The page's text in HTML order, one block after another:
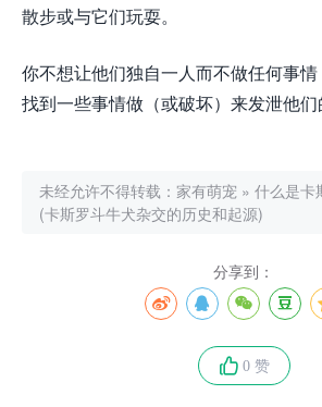
散步或与它们玩耍。
你不想让他们独自一人而不做任何事
找到一些事情做（或破坏）来发泄他们
未经允许不得转载： 家有萌宠 » 什么是卡
(卡斯罗斗牛犬杂交的历史和起源)
分享到：
0 赞